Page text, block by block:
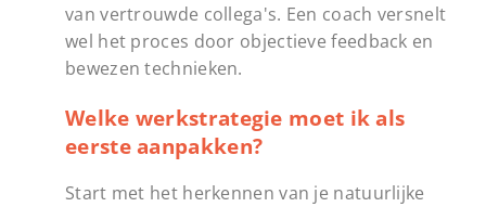
van vertrouwde collega's. Een coach versnelt
wel het proces door objectieve feedback en
bewezen technieken.
Welke werkstrategie moet ik als
eerste aanpakken?
Start met het herkennen van je natuurlijke